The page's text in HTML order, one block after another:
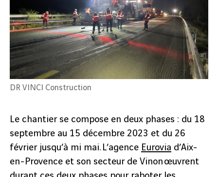
DR VINCI Construction
Le chantier se compose en deux phases : du 18
septembre au 15 décembre 2023 et du 26
février jusqu’à mi mai. L’agence Eurovia d’Aix-
en-Provence et son secteur de Vinon œuvrent